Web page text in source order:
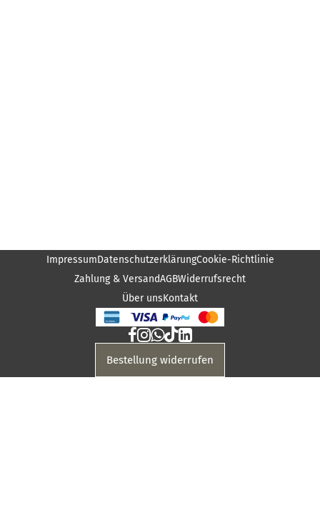
ImpressumDatenschutzerklärungCookie-Richtlinie
Zahlung & VersandAGBWiderrufsrecht
Über unsKontakt
Bestellung widerrufen